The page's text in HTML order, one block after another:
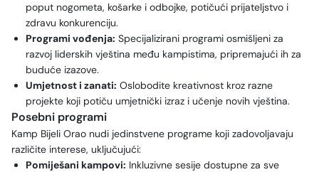
poput nogometa, košarke i odbojke, potičući prijateljstvo i
zdravu konkurenciju.
Programi vođenja: Specijalizirani programi osmišljeni za
razvoj liderskih vještina među kampistima, pripremajući ih za
buduće izazove.
Umjetnost i zanati: Oslobodite kreativnost kroz razne
projekte koji potiču umjetnički izraz i učenje novih vještina.
Posebni programi
Kamp Bijeli Orao nudi jedinstvene programe koji zadovoljavaju
različite interese, uključujući:
Pomiješani kampovi: Inkluzivne sesije dostupne za sve